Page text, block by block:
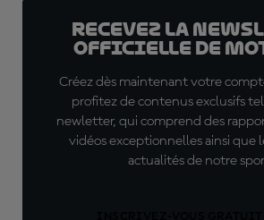
Recevez la
officielle de
Créez dès maintenant votre
profitez de contenus exclusifs
newletter, qui comprend des
vidéos exceptionnelles ainsi que
actualités de notre